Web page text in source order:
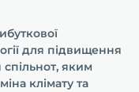
для підвищення
спільнот, яким
клімату та